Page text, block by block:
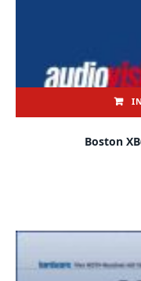
Boston